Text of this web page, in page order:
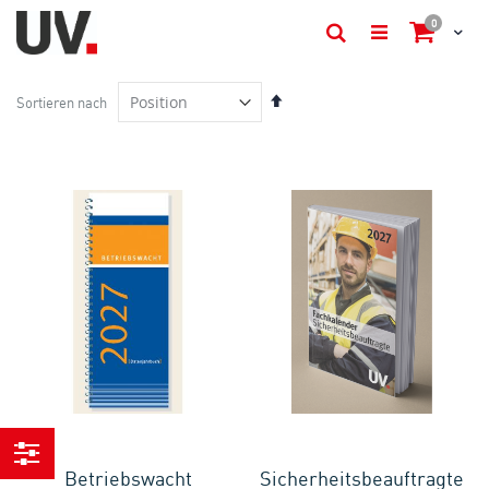
Cart
0Artikel
Suche
Sortieren nach
In
Betriebswacht Sicherheitsbeauftragte
Einkaufen